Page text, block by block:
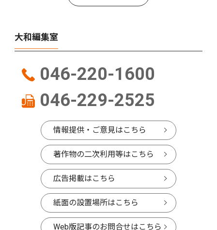
大和編集室
046-220-1600
046-229-2525
情報提供・ご意見はこちら
著作物の二次利用等はこちら
広告掲載はこちら
紙面の設置場所はこちら
Web版記事のお問合せはこちら